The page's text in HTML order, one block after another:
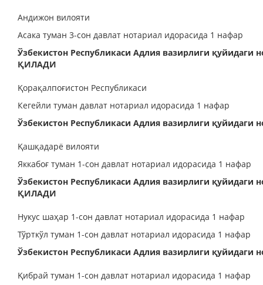
Андижон вилояти
Асака туман 3-сон давлат нотариал идорасида 1 нафар
Ўзбекистон Республикаси Адлия вазирлиги
ҚИЛАДИ
Қорақалпоғистон Республикаси
Кегейли туман давлат нотариал идорасида 1 нафар
Ўзбекистон Республикаси Адлия вазирлиги
Қашқадарё вилояти
Яккабоғ туман 1-сон давлат нотариал идорасида 1 нафар
Ўзбекистон Республикаси Адлия вазирлиги
ҚИЛАДИ
Нукус шаҳар 1-сон давлат нотариал идорасида 1 нафар
Тўрткўл туман 1-сон давлат нотариал идорасида 1 нафар
Ўзбекистон Республикаси Адлия вазирлиги
Қибрай туман 1-сон давлат нотариал идорасида 1 нафар